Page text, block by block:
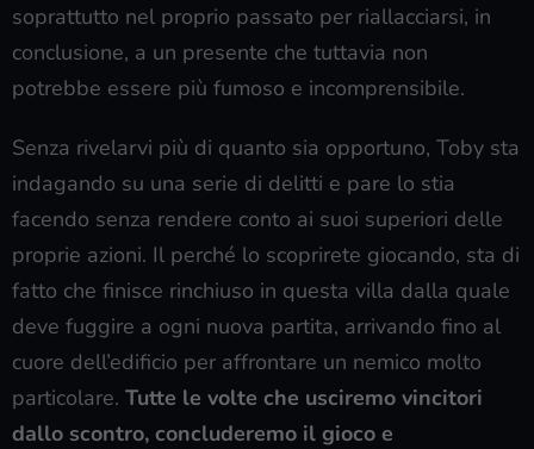
soprattutto nel proprio passato per riallacciarsi, in
conclusione, a un presente che tuttavia non
potrebbe essere più fumoso e incomprensibile.
Senza rivelarvi più di quanto sia opportuno, Toby sta
indagando su una serie di delitti e pare lo stia
facendo senza rendere conto ai suoi superiori delle
proprie azioni. Il perché lo scoprirete giocando, sta di
fatto che finisce rinchiuso in questa villa dalla quale
deve fuggire a ogni nuova partita, arrivando fino al
cuore dell’edificio per affrontare un nemico molto
particolare. Tutte le volte che usciremo vincitori
dallo scontro, concluderemo il gioco e